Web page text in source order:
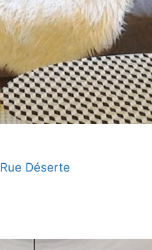
Rue Déserte